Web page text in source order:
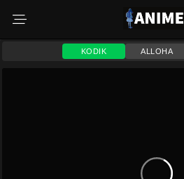
KODIK ALLOHA